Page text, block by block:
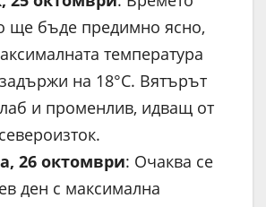
ще бъде предимно ясно,
температура
на 18°C. Вятърът
и променлив, идващ от
26 октомври: Очаква се
ден с максимална